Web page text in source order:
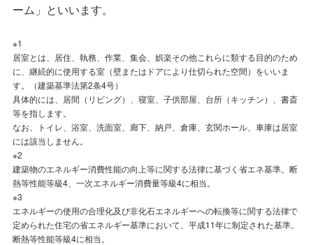
ーム」といいます。
※1
居室とは、居住、執務、作業、集会、娯楽その他これらに類する目的のため
に、継続的に使用する室（壁またはドアにより仕切られた空間）をいいま
す。（建築基準法第2条4号）
具体的には、居間（リビング）、寝室、子供部屋、台所（キッチン）、書斎
等を指します。
なお、トイレ、浴室、洗面室、廊下、納戸、倉庫、玄関ホール、車庫は居室
には該当しません。
※2
建築物のエネルギー消費性能の向上等に関する法律に基づく省エネ基準。断
熱等性能等級4、一次エネルギー消費量等級4に相当。
※3
エネルギーの使用の合理化及び非化石エネルギーへの転換等に関する法律で
定められた住宅の省エネルギー基準において、平成11年に制定された基準。
断熱等性能等級4に相当。